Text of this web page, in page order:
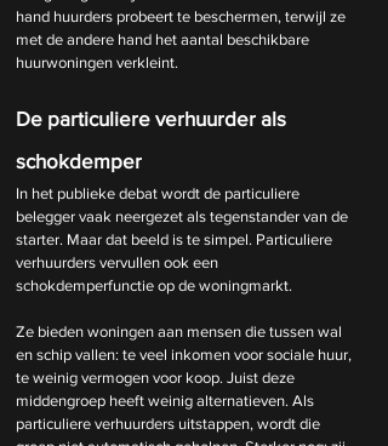
hand huurders probeert te beschermen, terwijl ze
met de andere hand het aantal beschikbare
huurwoningen verkleint.
De particuliere verhuurder als
schokdemper
In het publieke debat wordt de particuliere
belegger vaak neergezet als tegenstander van de
starter. Maar dat beeld is te simpel. Particuliere
verhuurders vervullen ook een
schokdemperfunctie op de woningmarkt.
Ze bieden woningen aan mensen die tussen wal
en schip vallen: te veel inkomen voor sociale huur,
te weinig vermogen voor koop. Juist deze
middengroep heeft weinig alternatieven. Als
particuliere verhuurders uitstappen, wordt die